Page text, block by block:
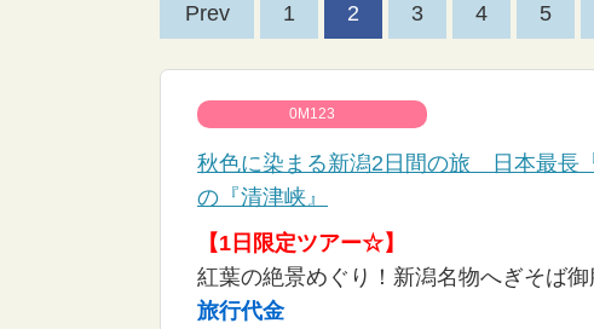
Prev 1 2 3 4 5
0M123
秋色に染まる新潟2日間の旅 日本最長
の『清津峡』
【1日限定ツアー☆】
紅葉の絶景めぐり！新潟名物へぎそば
旅行代金